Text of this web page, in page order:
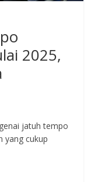
2025,
jatuh tempo
yang cukup